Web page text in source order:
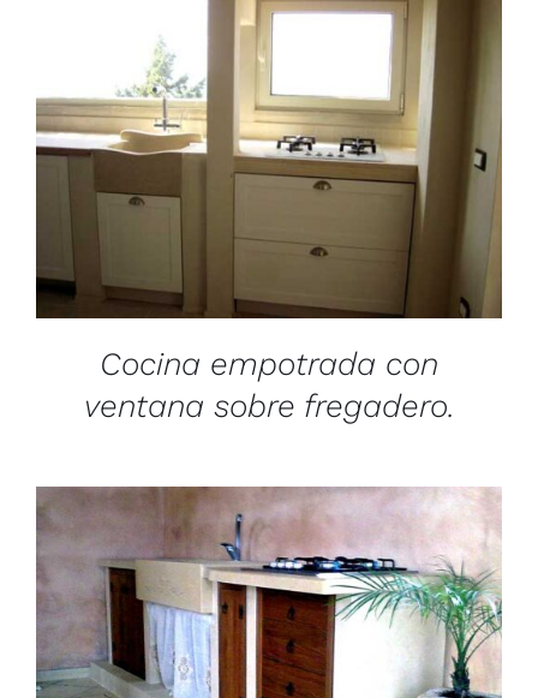
/
DETAILS
Cocina empotrada con
ventana sobre fregadero.
/
DETAILS